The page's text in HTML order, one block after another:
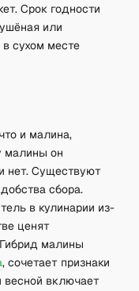
Срок годности
или
сухом месте
и малина,
малины он
нет. Существуют
сбора.
в кулинарии из-
ценят
малины
, сочетает признаки
весной включает